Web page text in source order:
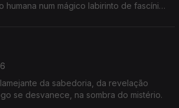
humana num mágico labirinto de fascínio
da sabedoria, da revelação
se desvanece, na sombra do mistério.